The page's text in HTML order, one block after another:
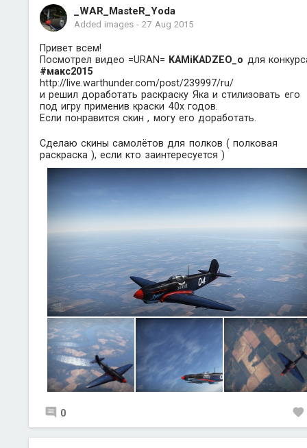
_WAR_MasteR_Yoda
Added images-27 Aug 2015
Привет всем!
Посмотрел видео =URAN= KAMiKADZEO_o для
#макс2015
http://live.warthunder.com/post/239997/ru/
и решил доработать раскраску Яка и стилизовать его
под игру применив краски 40х годов.
Если понравится скин , могу его доработать.
Сделаю скины самолётов для полков ( полковая
раскраска ), если кто заинтересуется )
0